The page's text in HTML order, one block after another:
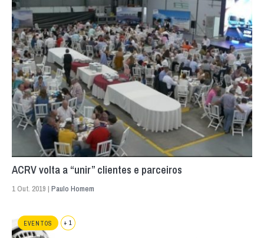
ACRV volta a “unir” clientes e parceiros
1 Out. 2019 | Paulo Homem
EVENTOS + 1